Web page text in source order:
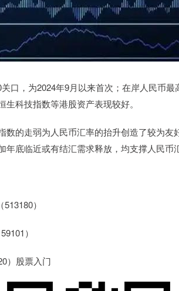
口，为2024年9月以来首次；在岸人民币
科技指数等港股资产表现较好。
数的走弱为人民币汇率的抬升创造了较为友
底临近或有结汇需求释放，均支撑人民币
）
）
）股票入门